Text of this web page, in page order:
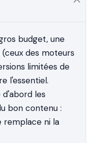
budget, une
des moteurs
limitées de
l'essentiel.
les
bon contenu :
remplace ni la